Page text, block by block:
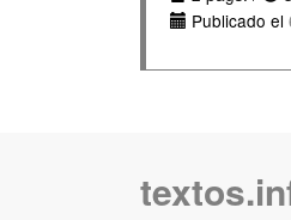
Publicado el